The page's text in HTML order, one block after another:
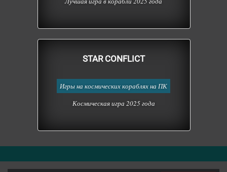
STAR CONFLICT
Игры на космических кораблях на ПК
Космическая игра 2025 года